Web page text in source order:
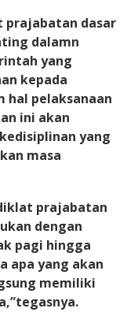
prajabatan dasar
dalamn
yang
kepada
hal pelaksanaan
ini akan
yang
masa
prajabatan
dengan
pagi hingga
apa yang akan
memiliki